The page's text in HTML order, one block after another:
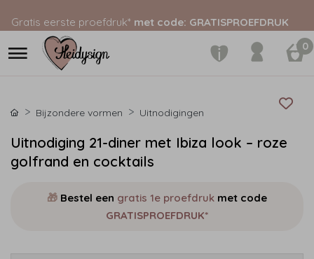
Gratis eerste proefdruk* met code: GRATISPROEFDRUK
0
Bijzondere vormen Uitnodigingen
Uitnodiging 21-diner met Ibiza look – roze
golfrand en cocktails
🎁 Bestel een gratis 1e proefdruk met code
GRATISPROEFDRUK*